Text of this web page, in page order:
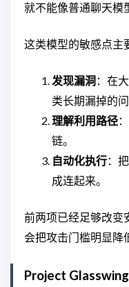
就不能像普通聊天模
这类模型的敏感点主
发现漏洞：在
类长期漏掉的问
理解利用路径
链。
自动化执行：
成连起来。
前两项已经足够改变
会把攻击门槛明显降
Project